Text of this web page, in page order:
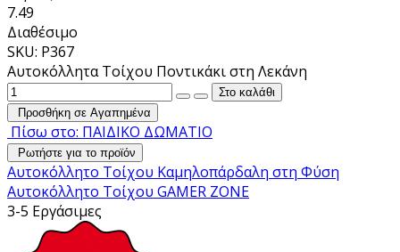
7.49
Διαθέσιμο
SKU: P367
Αυτοκόλλητα Τοίχου Ποντικάκι στη Λεκάνη
Προσθήκη σε Αγαπημένα
Πίσω στο: ΠΑΙΔΙΚΟ ΔΩΜΑΤΙΟ
Ρωτήστε για το προϊόν
Αυτοκόλλητο Τοίχου Καμηλοπάρδαλη στη Φύση
Αυτοκόλλητο Τοίχου GAMER ZONE
3-5 Εργάσιμες